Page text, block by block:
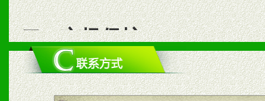
二、市场保护
1、统一市场价格；建立全
商利润。